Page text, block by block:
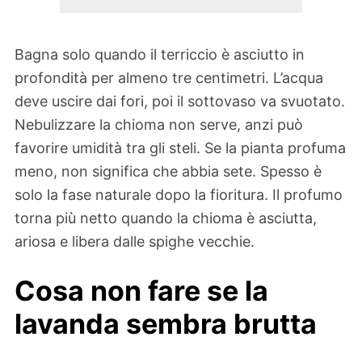
Bagna solo quando il terriccio è asciutto in
profondità per almeno tre centimetri. L’acqua
deve uscire dai fori, poi il sottovaso va svuotato.
Nebulizzare la chioma non serve, anzi può
favorire umidità tra gli steli. Se la pianta profuma
meno, non significa che abbia sete. Spesso è
solo la fase naturale dopo la fioritura. Il profumo
torna più netto quando la chioma è asciutta,
ariosa e libera dalle spighe vecchie.
Cosa non fare se la
lavanda sembra brutta